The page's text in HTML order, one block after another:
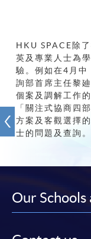
HKU SPACE除
英及專業人士為
驗。例如在4月中
詢部首席主任黎
個案及調解工作
「關注式協商四
方案及客觀選擇
士的問題及查詢。
Our